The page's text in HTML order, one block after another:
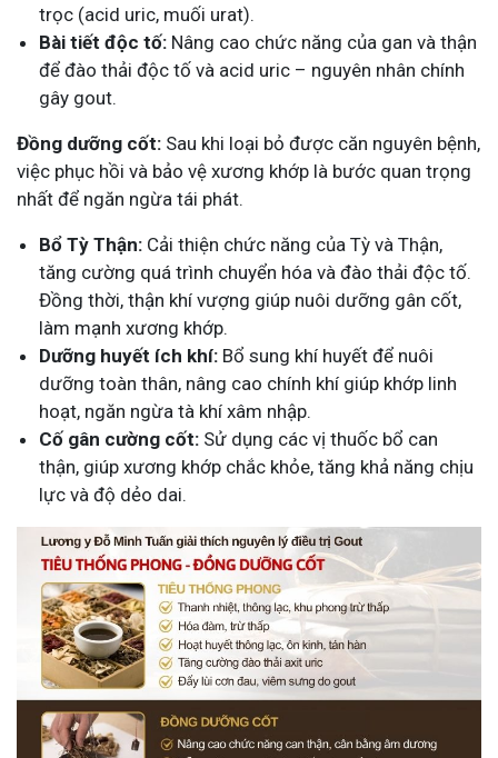
trọc (acid uric, muối urat).
Bài tiết độc tố: Nâng cao chức năng của gan và thận
để đào thải độc tố và acid uric – nguyên nhân chính
gây gout.
Đồng dưỡng cốt: Sau khi loại bỏ được căn nguyên bệnh,
việc phục hồi và bảo vệ xương khớp là bước quan trọng
nhất để ngăn ngừa tái phát.
Bổ Tỳ Thận: Cải thiện chức năng của Tỳ và Thận,
tăng cường quá trình chuyển hóa và đào thải độc tố.
Đồng thời, thận khí vượng giúp nuôi dưỡng gân cốt,
làm mạnh xương khớp.
Dưỡng huyết ích khí: Bổ sung khí huyết để nuôi
dưỡng toàn thân, nâng cao chính khí giúp khớp linh
hoạt, ngăn ngừa tà khí xâm nhập.
Cố gân cường cốt: Sử dụng các vị thuốc bổ can
thận, giúp xương khớp chắc khỏe, tăng khả năng chịu
lực và độ dẻo dai.